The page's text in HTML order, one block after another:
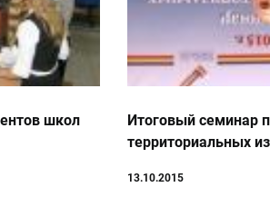
школ
Итоговый семинар
территориальных
13.10.2015